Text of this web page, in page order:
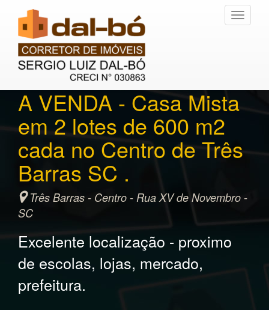
Toggle
A VENDA - Casa Mista
em 2 lotes de 600 m2
cada no Centro de Três
Barras SC .
Três Barras - Centro - Rua XV de Novembro -
SC
Excelente localização - proximo
de escolas, lojas, mercado,
prefeitura.